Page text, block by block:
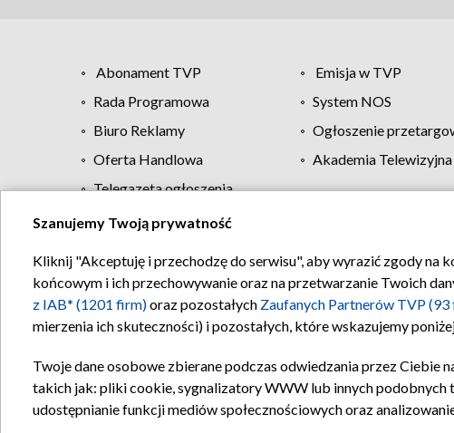
Abonament TVP Emisja w TVP
Rada Programowa
System NOS
Biuro Reklamy
Ogłoszenie
Oferta Handlowa
Akademia Telewizyjna
Telegazeta ogłoszenia
Regulamin TVP
Szanujemy Twoją prywatność
Kliknij "Akceptuję i przechodzę do serwisu", aby wyrazić zgody na
końcowym i ich przechowywanie oraz na przetwarzanie Twoich
z IAB* (1201 firm)oraz pozostałych Zaufanych Partnerów TVP
mierzenia ich skuteczności) i pozostałych, które wskazujemy
Twoje dane osobowe zbierane podczas odwiedzania przez Ciebie
takich jak: pliki cookie, sygnalizatory WWW lub innych podobnych
udostępnianie funkcji mediów społecznościowych oraz